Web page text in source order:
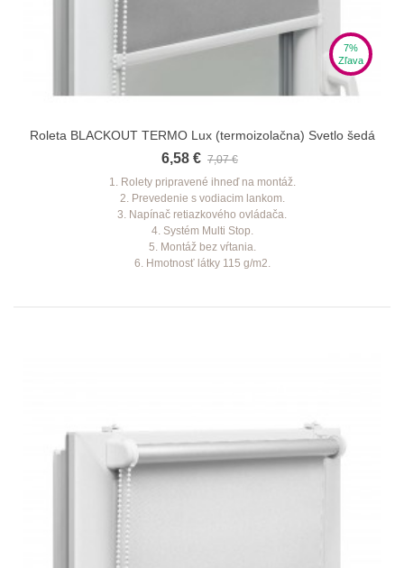
7%
Zľava
Roleta BLACKOUT TERMO Lux (termoizolačna) Svetlo šedá
6,58 € 7,07 €
1. Rolety pripravené ihneď na montáž.
2. Prevedenie s vodiacim lankom.
3. Napínač retiazkového ovládača.
4. Systém Multi Stop.
5. Montáž bez vŕtania.
6. Hmotnosť látky 115 g/m2.